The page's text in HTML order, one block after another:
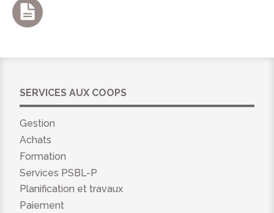
SERVICES AUX COOPS
Gestion
Achats
Formation
Services PSBL-P
Planification et travaux
Paiement